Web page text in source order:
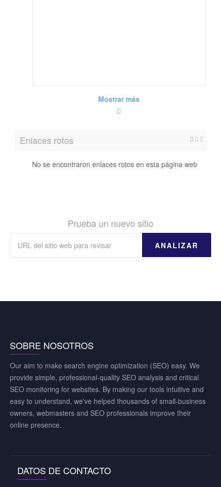
Mostrar más
Enlaces rotos
No se encontraron enlaces rotos en esta página web
Prueba un nuevo sitio
ANALIZAR
SOBRE NOSOTROS
Our aim to make search engine optimization (SEO) easy. We
provide simple, professional-quality SEO analysis and critical
SEO monitoring for websites. By making our tools intuitive and
easy to understand, we've helped thousands of small-business
owners, webmasters and SEO professionals improve their
online presence.
DATOS DE CONTACTO